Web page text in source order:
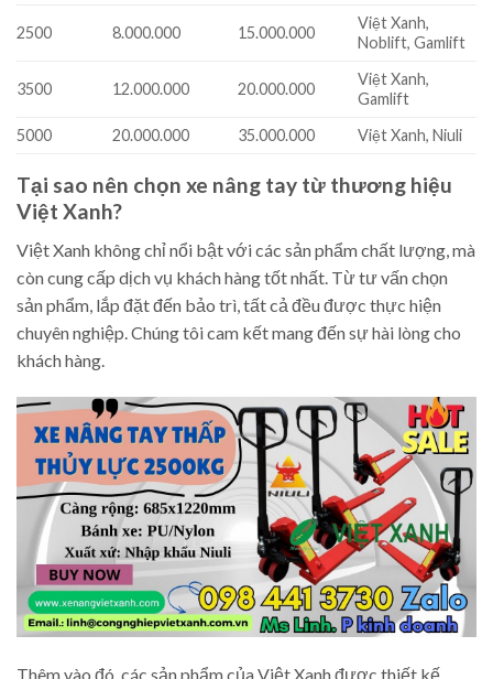
2500 8.000.000 15.000.000
Việt Xanh,
Noblift, Gamlift
3500 12.000.000 20.000.000
Việt Xanh,
Gamlift
5000
20.000.000 35.000.000 Việt Xanh, Niuli
Tại sao nên chọn xe nâng tay từ thương hiệu
Việt Xanh?
Việt Xanh không chỉ nổi bật với các sản phẩm chất lượng, mà
còn cung cấp dịch vụ khách hàng tốt nhất. Từ tư vấn chọn
sản phẩm, lắp đặt đến bảo trì, tất cả đều được thực hiện
chuyên nghiệp. Chúng tôi cam kết mang đến sự hài lòng cho
khách hàng.
Thêm vào đó, các sản phẩm của Việt Xanh được thiết kế